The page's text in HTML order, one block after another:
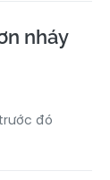
nháy
đó